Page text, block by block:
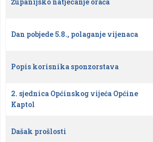
Dan pobjede 5.8., polaganje vijenaca
Popis korisnika sponzorstava
2. sjednica Općinskog vijeća Općine
Kaptol
Dašak prošlosti